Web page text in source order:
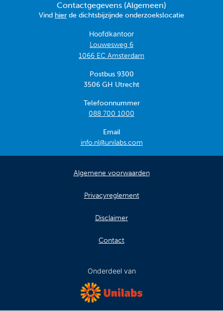
Contactgegevens (Algemeen)
Vind hier de dichtsbijzijnde onderzoekslocatie
Hoofdkantoor
Louwesweg 6
1066 EC Amsterdam
Postbus 9300
3506 GH Utrecht
Telefoonnummer
088 700 1000
Email
info.nl@unilabs.com
Algemene voorwaarden
Privacyreglement
Disclaimer
Contact
Onderdeel van